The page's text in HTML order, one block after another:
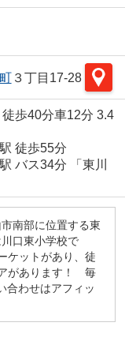
３丁目17-28
徒歩40分車12分 3.4
駅 徒歩55分
駅 バス34分 「東川
南部に位置する東
口東小学校で
ケットがあり、徒
があります！ 毎
合わせはアフィッ